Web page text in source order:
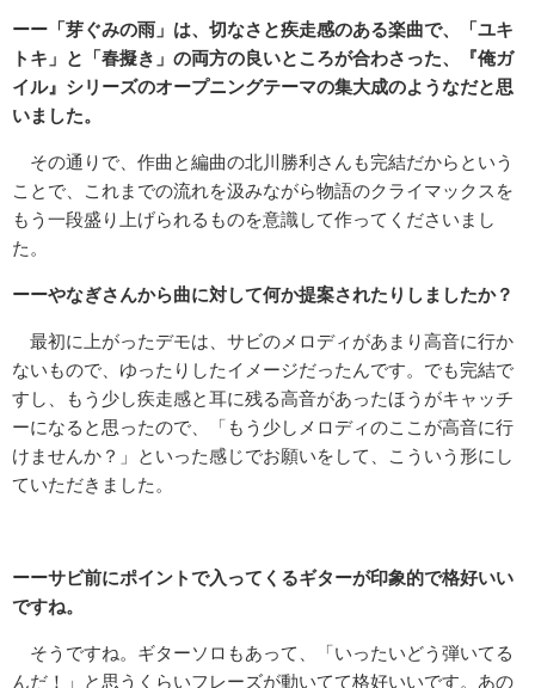
ーー「芽ぐみの雨」は、切なさと疾走感のある楽曲で、「ユキ
トキ」と「春擬き」の両方の良いところが合わさった、『俺ガ
イル』シリーズのオープニングテーマの集大成のようなだと思
いました。
その通りで、作曲と編曲の北川勝利さんも完結だからという
ことで、これまでの流れを汲みながら物語のクライマックスを
もう一段盛り上げられるものを意識して作ってくださいまし
た。
ーーやなぎさんから曲に対して何か提案されたりしましたか？
最初に上がったデモは、サビのメロディがあまり高音に行か
ないもので、ゆったりしたイメージだったんです。でも完結で
すし、もう少し疾走感と耳に残る高音があったほうがキャッチ
ーになると思ったので、「もう少しメロディのここが高音に行
けませんか？」といった感じでお願いをして、こういう形にし
ていただきました。
ーーサビ前にポイントで入ってくるギターが印象的で格好いい
ですね。
そうですね。ギターソロもあって、「いったいどう弾いてる
んだ！」と思うくらいフレーズが動いてて格好いいです。あの